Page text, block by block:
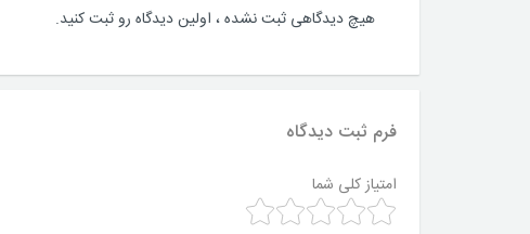
هیچ دیدگاهی ثبت نشده ، اولین دیدگاه رو ثبت کنید.
فرم ثبت دیدگاه
امتیاز کلی شما